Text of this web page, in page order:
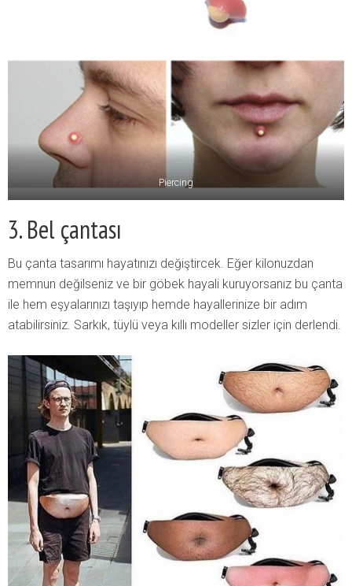
Piercing
3. Bel çantası
Bu çanta tasarımı hayatınızı değiştircek. Eğer kilonuzdan
memnun değilseniz ve bir göbek hayali kuruyorsanız bu çanta
ile hem eşyalarınızı taşıyıp hemde hayallerinize bir adım
atabilirsiniz. Sarkık, tüylü veya kıllı modeller sizler için derlendi.